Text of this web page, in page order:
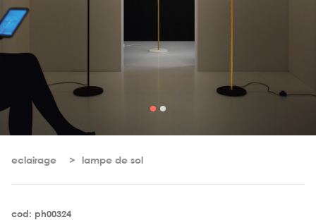
eclairage lampe de sol
cod: ph00324